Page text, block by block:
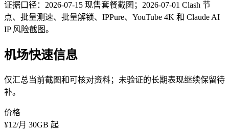
证据口径：2026-07-15 现售套餐截图；2026-07-01 Clash 节
点、批量测速、批量解锁、IPPure、YouTube 4K 和 Claude AI
IP 风险截图。
机场快速信息
仅汇总当前截图和可核对资料；未验证的长期表现继续保留待
补。
价格
¥12/月 30GB 起